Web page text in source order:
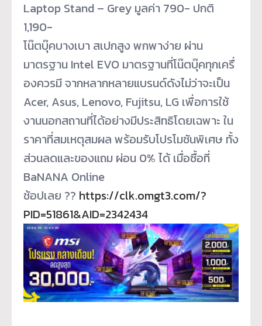
Laptop Stand – Grey มูลค่า 790- ปกติ
1,190-
โน๊ตบุ๊คบางเบา สเปกสูง พกพาง่าย ผ่าน
มาตรฐาน Intel EVO มาตรฐานที่โน๊ตบุ๊คทุกเครื่
องควรมี จากหลากหลายแบรนด์ดังไม่ว่าจะเป็น
Acer, Asus, Lenovo, Fujitsu, LG เพื่อการใช้
งานนอกสถานที่ได้อย่างมีประสิทธิโดยเฉพาะ ใน
ราคาที่สมเหตุสมผล พร้อมรับโปรโมชันพิเศษ ทั้ง
ส่วนลดและของแถม ผ่อน 0% ได้ เมื่อซื้อที่
BaNANA Online
ช้อปเลย ?? https://clk.omgt3.com/?
PID=51861&AID=2342434